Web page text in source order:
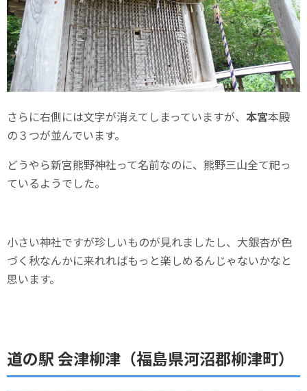
さらに右側には文字が消えてしまっていますが、 本宮本殿
の３つが並んでいます。
どうやら新宮熊野神社って名前なのに、熊野三山全て祀っ
ているようでした。
小さい神社ですが珍しいものが見れましたし、大銀杏が色
づく秋なんかに来れればもっと楽しめるんじゃないかなと
思います。
道の駅 会津柳津（福島県河沼郡柳津町）